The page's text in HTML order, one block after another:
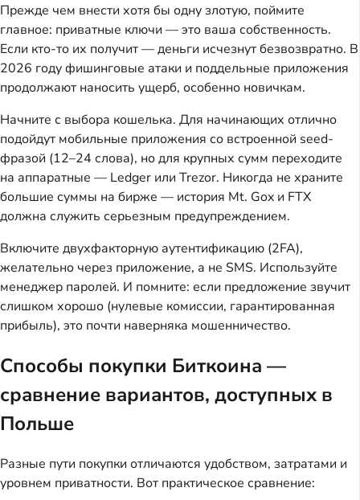
Прежде чем внести хотя бы одну злотую, поймите
главное: приватные ключи — это ваша собственность.
Если кто-то их получит — деньги исчезнут безвозвратно. В
2026 году фишинговые атаки и поддельные приложения
продолжают наносить ущерб, особенно новичкам.
Начните с выбора кошелька. Для начинающих отлично
подойдут мобильные приложения со встроенной seed-
фразой (12–24 слова), но для крупных сумм переходите
на аппаратные — Ledger или Trezor. Никогда не храните
большие суммы на бирже — история Mt. Gox и FTX
должна служить серьезным предупреждением.
Включите двухфакторную аутентификацию (2FA),
желательно через приложение, а не SMS. Используйте
менеджер паролей. И помните: если предложение звучит
слишком хорошо (нулевые комиссии, гарантированная
прибыль), это почти наверняка мошенничество.
Способы покупки Биткоина —
сравнение вариантов, доступных в
Польше
Разные пути покупки отличаются удобством, затратами и
уровнем приватности. Вот практическое сравнение: